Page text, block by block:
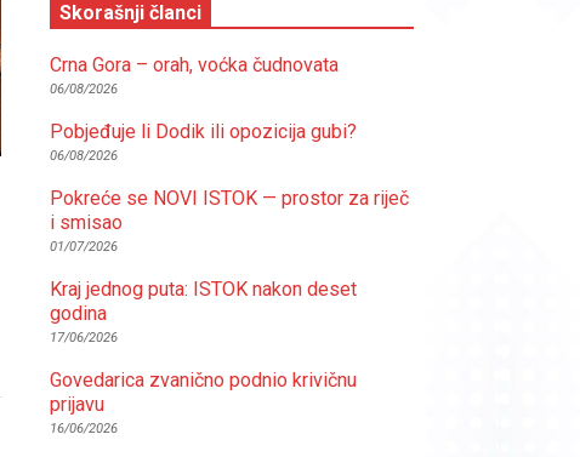
Skorašnji članci
Crna Gora – orah, voćka čudnovata
06/08/2026
Pobjeđuje li Dodik ili opozicija gubi?
06/08/2026
Pokreće se NOVI ISTOK — prostor za riječ
i smisao
01/07/2026
Kraj jednog puta: ISTOK nakon deset
godina
17/06/2026
Govedarica zvanično podnio krivičnu
prijavu
16/06/2026